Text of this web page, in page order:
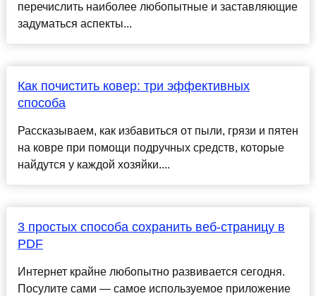
перечислить наиболее любопытные и заставляющие
задуматься аспекты...
Как почистить ковер: три эффективных
способа
Рассказываем, как избавиться от пыли, грязи и пятен
на ковре при помощи подручных средств, которые
найдутся у каждой хозяйки....
3 простых способа сохранить веб-страницу в
PDF
Интернет крайне любопытно развивается сегодня.
Посулите сами — самое используемое приложение